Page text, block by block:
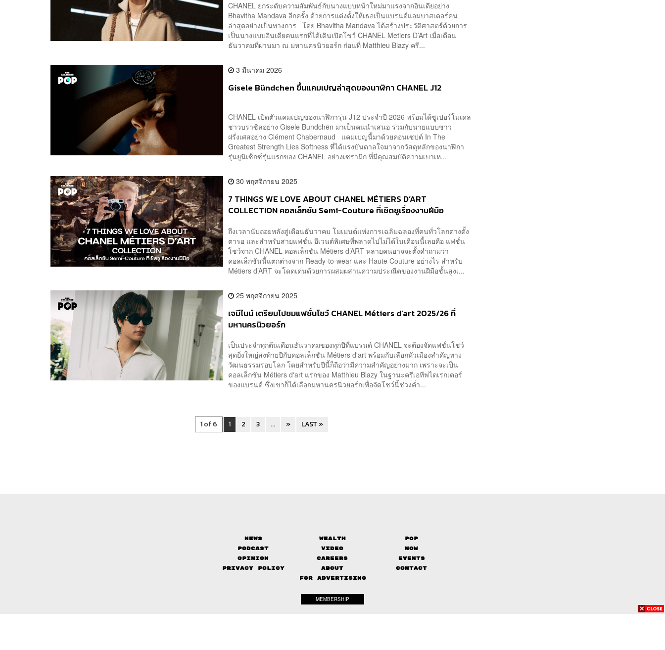
CHANEL ยกระดับความสัมพันธ์กับนางแบบหน้าใหม่มาแรงจากอินเดียอย่าง
Bhavitha Mandava อีกครั้ง ด้วยการแต่งตั้งให้เธอเป็นแบรนด์แอมบาสเดอร์คน
ล่าสุดอย่างเป็นทางการ โดย Bhavitha Mandava ได้สร้างประวัติศาสตร์ด้วยการ
เป็นนางแบบอินเดียคนแรกที่ได้เดินเปิดโชว์ CHANEL Metiers D’Art เมื่อเดือน
ธันวาคมที่ผ่านมา ณ มหานครนิวยอร์ก ก่อนที่ Matthieu Blazy ครี...
3 มีนาคม 2026
Gisele Bündchen ขึ้นแคมเปญล่าสุดของนาฬิกา CHANEL J12
CHANEL เปิดตัวแคมเปญของนาฬิการุ่น J12 ประจำปี 2026 พร้อมได้ซูเปอร์โมเดล
ชาวบราซิลอย่าง Gisele Bundchën มาเป็นคนนำเสนอ ร่วมกับนายแบบชาว
ฝรั่งเศสอย่าง Clément Chabernaud แคมเปญนี้มาด้วยคอนเซปต์ In The
Greatest Strength Lies Softness ที่ได้แรงบันดาลใจมาจากวัสดุหลักของนาฬิกา
รุ่นยูนิเซ็กซ์รุ่นแรกของ CHANEL อย่างเซรามิก ที่มีคุณสมบัติความเบาเห...
30 พฤศจิกายน 2025
7 THINGS WE LOVE ABOUT CHANEL MÉTIERS D’ART
COLLECTION คอลเล็กชัน Semi-Couture ที่เชิดชูเรื่องงานฝีมือ
ถึงเวลานับถอยหลังสู่เดือนธันวาคม โมเมนต์แห่งการเฉลิมฉลองที่คนทั่วโลกต่างตั้ง
ตารอ และสำหรับสายแฟชั่น อีเวนต์พิเศษที่พลาดไปไม่ได้ในเดือนนี้เลยคือ แฟชั่น
โชว์จาก CHANEL คอลเล็กชัน Métiers d’ART หลายคนอาจจะตั้งคำถามว่า
คอลเล็กชันนี้แตกต่างจาก Ready-to-wear และ Haute Couture อย่างไร สำหรับ
Métiers d’ART จะโดดเด่นด้วยการผสมผสานความประณีตของงานฝีมือชั้นสูงเ...
25 พฤศจิกายน 2025
เจมีไนน์ เตรียมไปชมแฟชั่นโชว์ CHANEL Métiers d’art 2025/26 ที่
มหานครนิวยอร์ก
เป็นประจำทุกต้นเดือนธันวาคมของทุกปีที่แบรนด์ CHANEL จะต้องจัดแฟชั่นโชว์
สุดยิ่งใหญ่ส่งท้ายปีกับคอลเล็กชัน Métiers d'art พร้อมกับเลือกหัวเมืองสำคัญทาง
วัฒนธรรมรอบโลก โดยสำหรับปีนี้ก็ถือว่ามีความสำคัญอย่างมาก เพราะจะเป็น
คอลเล็กชัน Métiers d'art แรกของ Matthieu Blazy ในฐานะครีเอทีฟไดเรกเตอร์
ของแบรนด์ ซึ่งเขาก็ได้เลือกมหานครนิวยอร์กเพื่อจัดโชว์นี้ช่วงค่ำ...
1 of 6 1 2 3 ... » LAST »
News Wealth
Pop
Podcast
Video
Now
Opinion
Careers
Events
Privacy Policy
About
Contact
FOR ADVERTISING
MEMBERSHIP